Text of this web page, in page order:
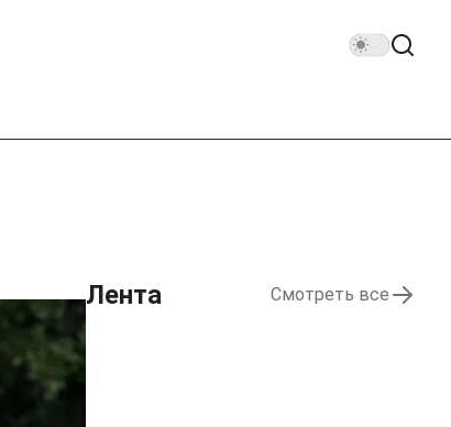
Лента Смотреть все